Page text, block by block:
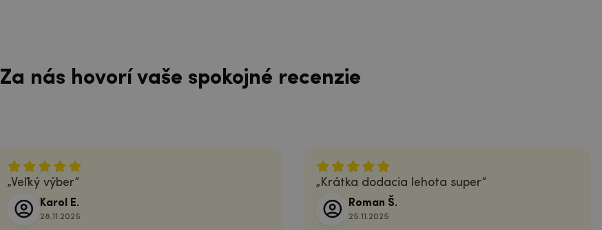
Za nás hovorí vaše spokojné recenzie
Veľký výber
Karol E.
28.11.2025
Krátka dodacia lehota super
Roman Š.
25.11.2025